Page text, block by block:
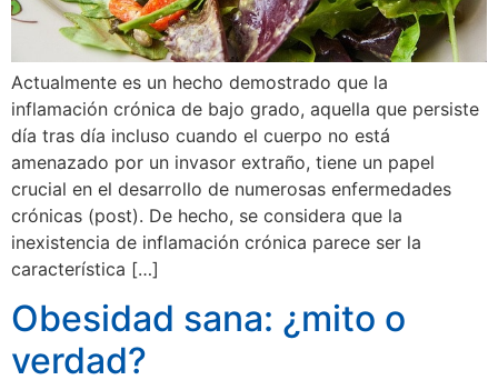
Actualmente es un hecho demostrado que la
inflamación crónica de bajo grado, aquella que persiste
día tras día incluso cuando el cuerpo no está
amenazado por un invasor extraño, tiene un papel
crucial en el desarrollo de numerosas enfermedades
crónicas (post). De hecho, se considera que la
inexistencia de inflamación crónica parece ser la
característica […]
Obesidad sana: ¿mito o
verdad?